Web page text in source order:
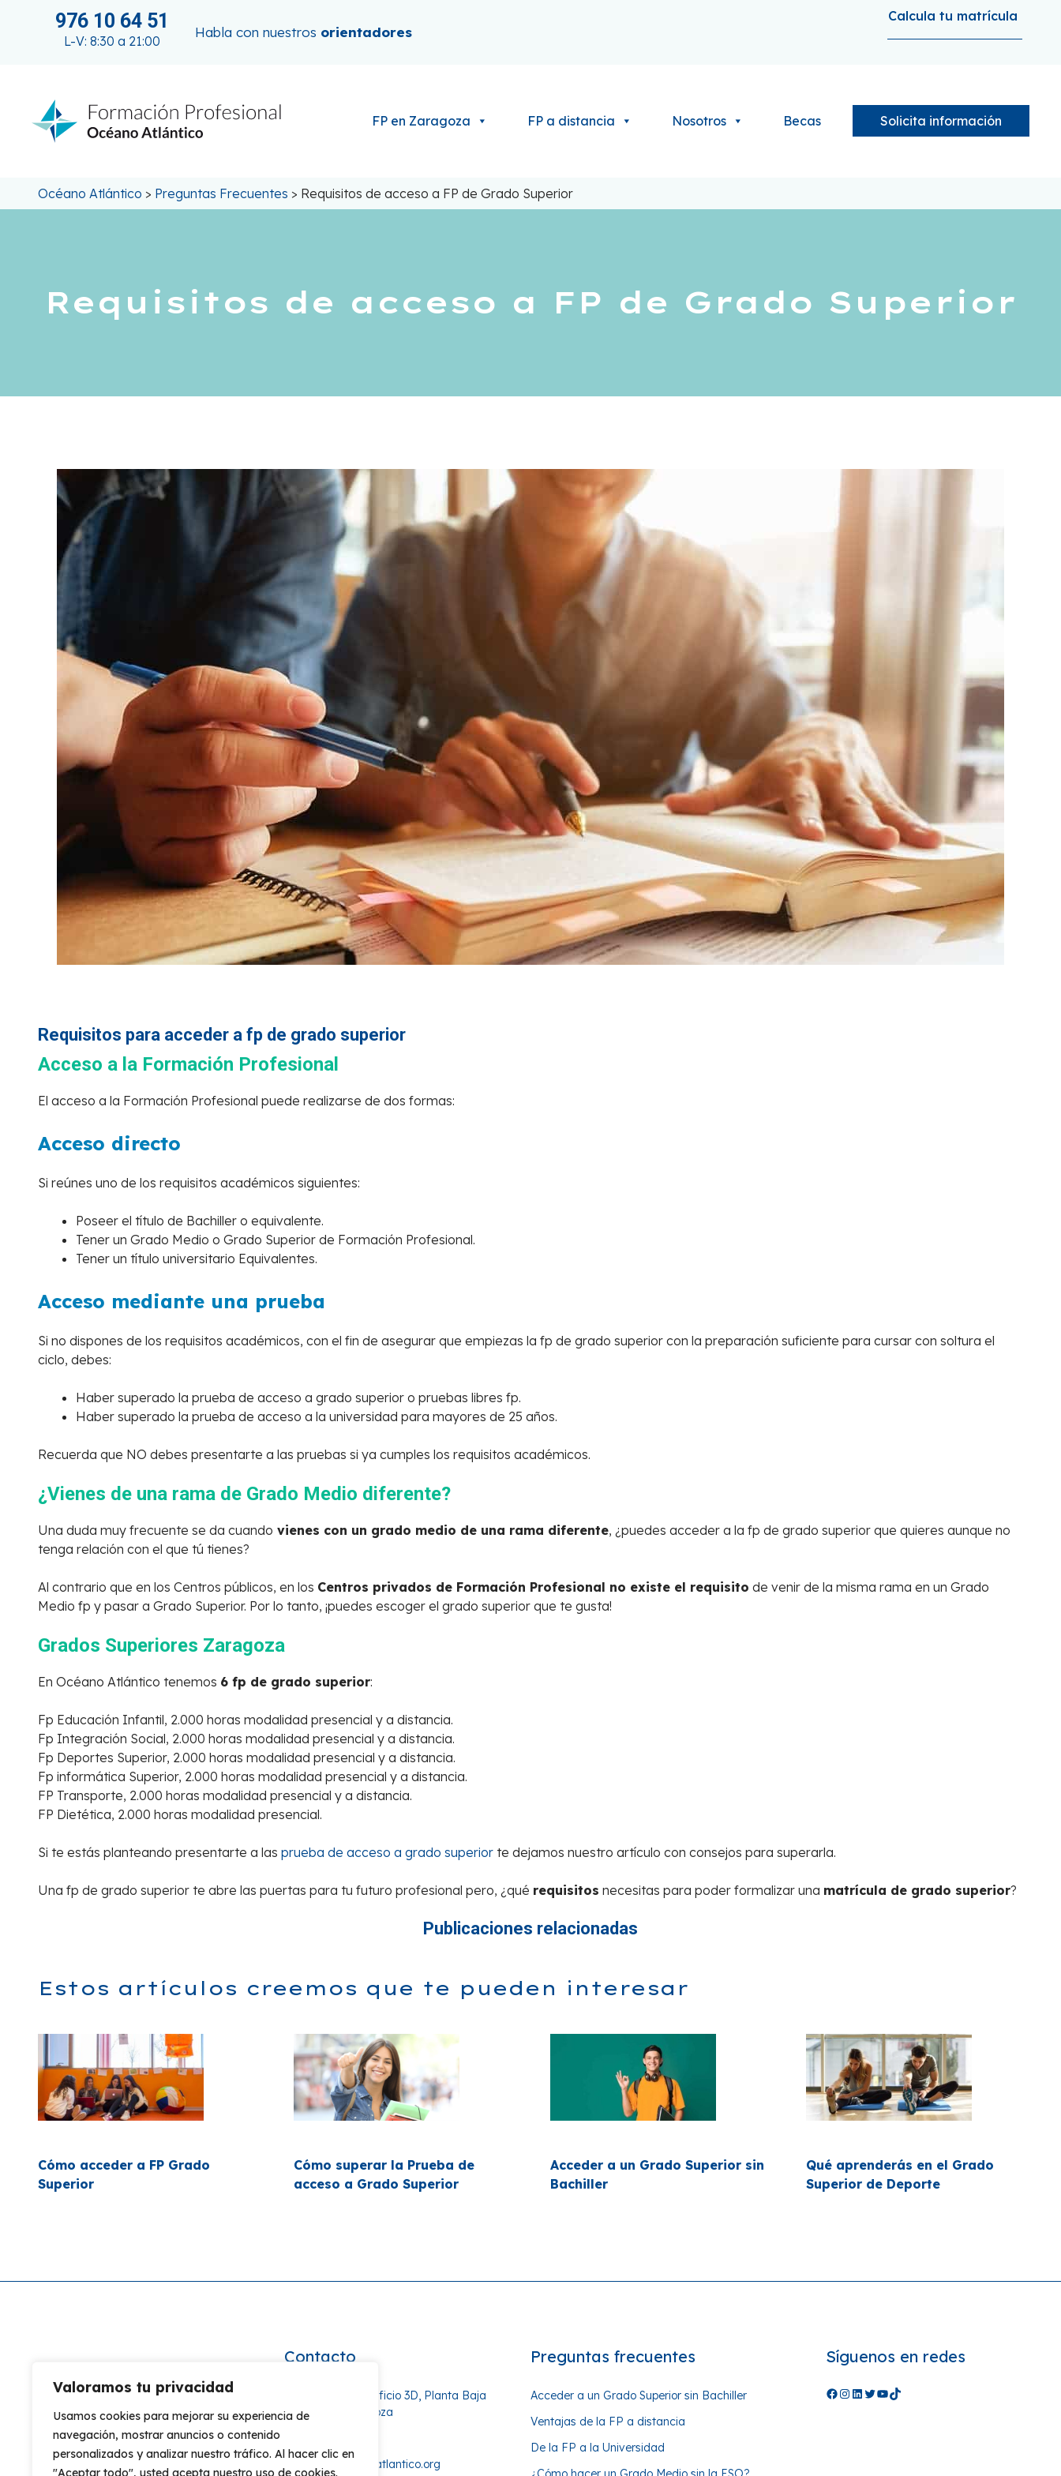
Valoramos tu privacidad
Usamos cookies para mejorar su experiencia de
navegación, mostrar anuncios o contenido
personalizados y analizar nuestro tráfico. Al hacer clic en
"Aceptar todo", usted acepta nuestro uso de cookies.
976 10 64 51
L-V: 8:30 a 21:00
Habla con nuestros orientadores
Calcula tu matrícula
FP en Zaragoza FP a distancia Nosotros Becas Solicita información
Océano Atlántico > Preguntas Frecuentes > Requisitos de acceso a FP de Grado Superior
Requisitos de acceso a FP de Grado Superior
Requisitos para acceder a fp de grado superior
Acceso a la Formación Profesional
El acceso a la Formación Profesional puede realizarse de dos formas:
Acceso directo
Si reúnes uno de los requisitos académicos siguientes:
Poseer el título de Bachiller o equivalente.
Tener un Grado Medio o Grado Superior de Formación Profesional.
Tener un título universitario Equivalentes.
Acceso mediante una prueba
Si no dispones de los requisitos académicos, con el fin de asegurar que empiezas la fp de grado superior con la preparación suficiente para cursar con soltura el
ciclo, debes:
Haber superado la prueba de acceso a grado superior o pruebas libres fp.
Haber superado la prueba de acceso a la universidad para mayores de 25 años.
Recuerda que NO debes presentarte a las pruebas si ya cumples los requisitos académicos.
¿Vienes de una rama de Grado Medio diferente?
Una duda muy frecuente se da cuando vienes con un grado medio de una rama diferente, ¿puedes acceder a la fp de grado superior que quieres aunque no
tenga relación con el que tú tienes?
Al contrario que en los Centros públicos, en los Centros privados de Formación Profesional no existe el requisito de venir de la misma rama en un Grado
Medio fp y pasar a Grado Superior. Por lo tanto, ¡puedes escoger el grado superior que te gusta!
Grados Superiores Zaragoza
En Océano Atlántico tenemos 6 fp de grado superior:
Fp Educación Infantil, 2.000 horas modalidad presencial y a distancia.
Fp Integración Social, 2.000 horas modalidad presencial y a distancia.
Fp Deportes Superior, 2.000 horas modalidad presencial y a distancia.
Fp informática Superior, 2.000 horas modalidad presencial y a distancia.
FP Transporte, 2.000 horas modalidad presencial y a distancia.
FP Dietética, 2.000 horas modalidad presencial.
Si te estás planteando presentarte a las prueba de acceso a grado superior te dejamos nuestro artículo con consejos para superarla.
Una fp de grado superior te abre las puertas para tu futuro profesional pero, ¿qué requisitos necesitas para poder formalizar una matrícula de grado superior?
Publicaciones relacionadas
Estos artículos creemos que te pueden interesar
Cómo acceder a FP Grado
Superior
Cómo superar la Prueba de
acceso a Grado Superior
Acceder a un Grado Superior sin
Bachiller
Qué aprenderás en el Grado
Superior de Deporte
Centro oficial
Contacto
Av ranillas Edificio 3D, Planta Baja
50018 Zaragoza
info@oceanoatlantico.org
Preguntas frecuentes
Acceder a un Grado Superior sin Bachiller
Ventajas de la FP a distancia
De la FP a la Universidad
Síguenos en redes
Facebook
Instagram
LinkedIn
Twitter
YouTube
TikTok